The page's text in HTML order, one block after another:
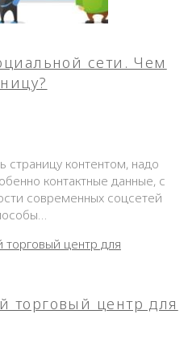
сети. Чем
страницу контентом, надо
контактные данные, с
современных соцсетей
торговый центр для